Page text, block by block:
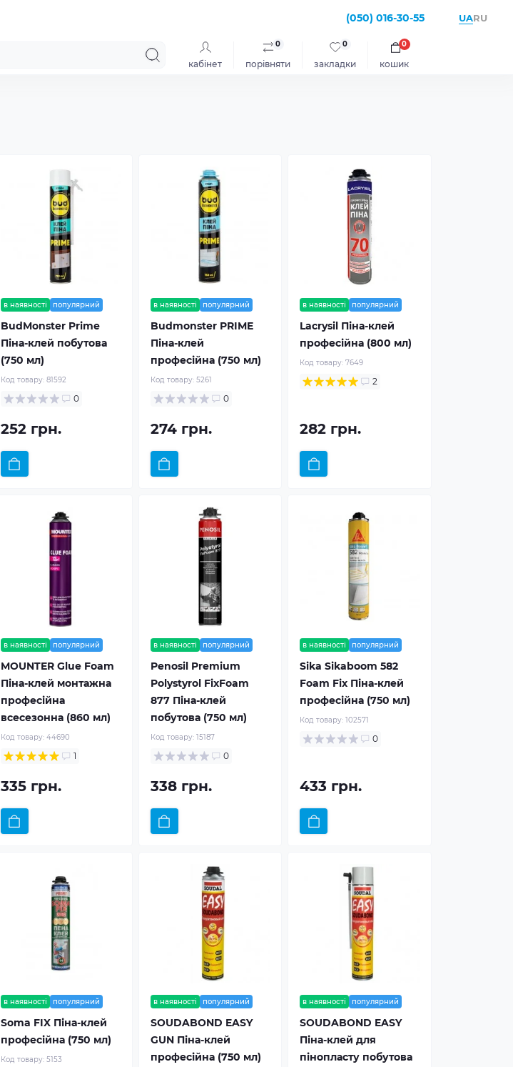
(050) 016-30-55 UARU
кабінет порівняти
0
закладки
0
кошик
0
в наявності популярний
BudMonster Prime
Піна-клей побутова
(750 мл)
Код товару: 81592
0
252 грн.
в наявності популярний
Budmonster PRIME
Піна-клей
професійна (750 мл)
Код товару: 5261
0
274 грн.
в наявності популярний
Lacrysil Піна-клей
професійна (800 мл)
Код товару:7649
2
282 грн.
в наявності популярний
MOUNTER Glue Foam
Піна-клей монтажна
професійна
всесезонна (860 мл)
Код товару: 44690
1
335 грн.
в наявності популярний
Penosil Premium
Polystyrol FixFoam
877 Піна-клей
побутова (750 мл)
Код товару: 15187
0
338 грн.
в наявності популярний
Sika Sikaboom 582
Foam Fix Піна-клей
професійна (750 мл)
Код товару:102571
0
433 грн.
в наявності популярний
Soma FIX Піна-клей
професійна (750 мл)
Код товару: 5153
в наявності популярний
SOUDABOND EASY
GUN Піна-клей
професійна (750 мл)
в наявності популярний
SOUDABOND EASY
Піна-клей для
пінопласту побутова